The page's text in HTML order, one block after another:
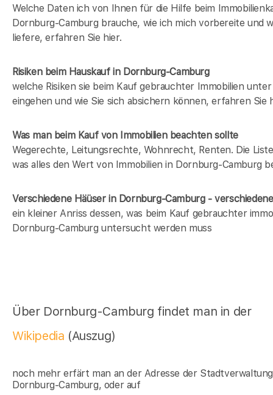
Welche Daten ich von Ihnen für die Hilfe beim
Dornburg-Camburg brauche, wie ich mich vorbereite und
liefere, erfahren Sie hier.
Risiken beim Hauskaufin Dornburg-Camburg
welche Risiken sie beim Kauf gebrauchter Immobilien
eingehen und wie Sie sich absichern können, erfahren Sie
Was man beim Kauf von Immobilien beachten sollte
Wegerechte, Leitungsrechte, Wohnrecht, Renten. Die
was alles den Wert von Immobilien in Dornburg-Camburg
Verschiedene Häüser in Dornburg-Camburg -
ein kleiner Anriss dessen, was beim Kauf gebrauchter
Dornburg-Camburg untersucht werden muss
Über Dornburg-Camburg findet man in der
Wikipedia (Auszug)
noch mehr erfärt man an der Adresse der
Dornburg-Camburg, oder auf